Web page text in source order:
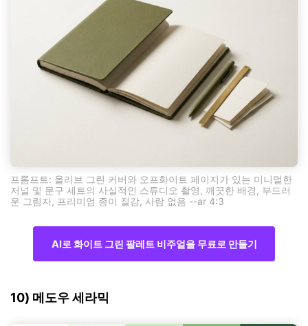
프롬프트: 올리브 그린 커버와 오프화이트 페이지가 있는 미니멀한
저널 및 문구 세트의 사실적인 스튜디오 촬영, 깨끗한 배경, 부드러
운 그림자, 프리미엄 종이 질감, 사람 없음 --ar 4:3
AI로 화이트 그린 팔레트 비주얼을 무료로 만들기
10) 메도우 세라믹